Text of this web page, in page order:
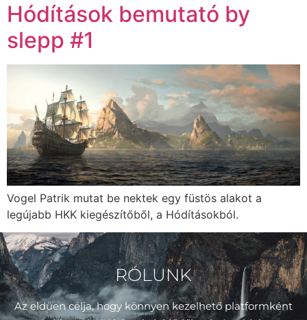
Hódítások bemutató by
slepp #1
Vogel Patrik mutat be nektek egy füstös alakot a
legújabb HKK kiegészítőből, a Hódításokból.
RÓLUNK
Az eldüen célja, hogy könnyen kezelhető platformként